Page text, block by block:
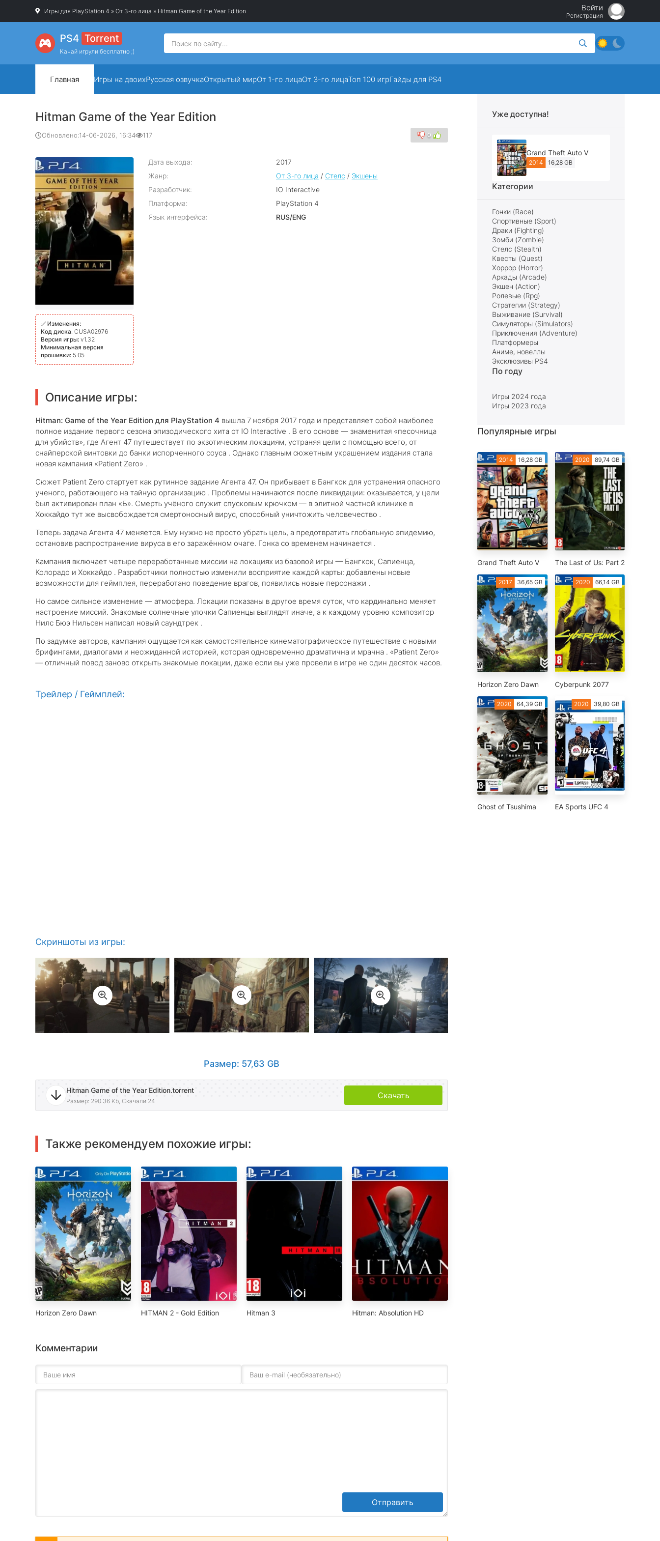
Игры для PlayStation 4 » От 3-го лица » Hitman Game of the Year Edition Войти
Регистрация
PS4 Torrent
Качай игрули бесплатно ;)
Главная Игры на двоихРусская озвучкаОткрытый мирОт 1-го лицаОт 3-го лицаТоп 100 игрГайды для PS4
Hitman Game of the Year Edition
Обновлено:14-06-2026, 16:34 117 0
✅ Изменения:
Код диска: CUSA02976
Версия игры: v1.32
Минимальная версия
прошивки: 5.05
Дата выхода:
2017
Жанр:
От 3-го лица / Стелс / Экшены
Разработчик:
IO Interactive
Платформа:
PlayStation 4
Язык интерфейса:
RUS/ENG
Описание игры:
Hitman: Game of the Year Edition для PlayStation 4 вышла 7 ноября 2017 года и представляет собой наиболее
полное издание первого сезона эпизодического хита от IO Interactive . В его основе — знаменитая «песочница
для убийств», где Агент 47 путешествует по экзотическим локациям, устраняя цели с помощью всего, от
снайперской винтовки до банки испорченного соуса . Однако главным сюжетным украшением издания стала
новая кампания «Patient Zero» .
Сюжет Patient Zero стартует как рутинное задание Агента 47. Он прибывает в Бангкок для устранения опасного
ученого, работающего на тайную организацию . Проблемы начинаются после ликвидации: оказывается, у цели
был активирован план «Б». Смерть учёного служит спусковым крючком — в элитной частной клинике в
Хоккайдо тут же высвобождается смертоносный вирус, способный уничтожить человечество .
Теперь задача Агента 47 меняется. Ему нужно не просто убрать цель, а предотвратить глобальную эпидемию,
остановив распространение вируса в его заражённом очаге. Гонка со временем начинается .
Кампания включает четыре переработанные миссии на локациях из базовой игры — Бангкок, Сапиенца,
Колорадо и Хоккайдо . Разработчики полностью изменили восприятие каждой карты: добавлены новые
возможности для геймплея, переработано поведение врагов, появились новые персонажи .
Но самое сильное изменение — атмосфера. Локации показаны в другое время суток, что кардинально меняет
настроение миссий. Знакомые солнечные улочки Сапиенцы выглядят иначе, а к каждому уровню композитор
Нилс Бюэ Нильсен написал новый саундтрек .
По задумке авторов, кампания ощущается как самостоятельное кинематографическое путешествие с новыми
брифингами, диалогами и неожиданной историей, которая одновременно драматична и мрачна . «Patient Zero»
— отличный повод заново открыть знакомые локации, даже если вы уже провели в игре не один десяток часов.
Трейлер / Геймплей:
Скриншоты из игры:
Размер: 57,63 GB
Hitman Game of the Year Edition.torrent
Размер: 290.36 Kb, Скачали 24
Скачать
Также рекомендуем похожие игры:
Horizon Zero Dawn HITMAN 2 - Gold Edition Hitman 3 Hitman: Absolution HD
Комментарии
Отправить
Уже доступна!
Grand Theft Auto V
2014 16,28 GB
Категории
Гонки (Race)
Спортивные (Sport)
Драки (Fighting)
Зомби (Zombie)
Стелс (Stealth)
Квесты (Quest)
Хоррор (Horror)
Аркады (Arcade)
Экшен (Action)
Ролевые (Rpg)
Стратегии (Strategy)
Выживание (Survival)
Симуляторы (Simulators)
Приключения (Adventure)
Платформеры
Аниме, новеллы
Эксклюзивы PS4
По году
Игры 2024 года
Игры 2023 года
Популярные игры
2014 16,28 GB
Grand Theft Auto V
2020 89,74 GB
The Last of Us: Part 2
2017 36,65 GB
Horizon Zero Dawn
2020 66,14 GB
Cyberpunk 2077
2020 64,39 GB
Ghost of Tsushima
2020 39,80 GB
EA Sports UFC 4